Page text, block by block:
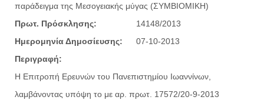
παράδειγμα της Μεσογειακής μύγας (ΣΥΜΒΙΟΜΙΚΗ)
Πρωτ. Πρόσκλησης:
14148/2013
Ημερομηνία Δημοσίευσης:
07-10-2013
Περιγραφή:
Η Επιτροπή Ερευνών του Πανεπιστημίου Ιωαννίνων,
λαμβάνοντας υπόψη το με αρ. πρωτ. 17572/20-9-2013